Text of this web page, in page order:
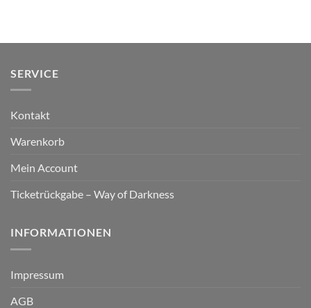
SERVICE
Kontakt
Warenkorb
Mein Account
Ticketrückgabe – Way of Darkness
INFORMATIONEN
Impressum
AGB